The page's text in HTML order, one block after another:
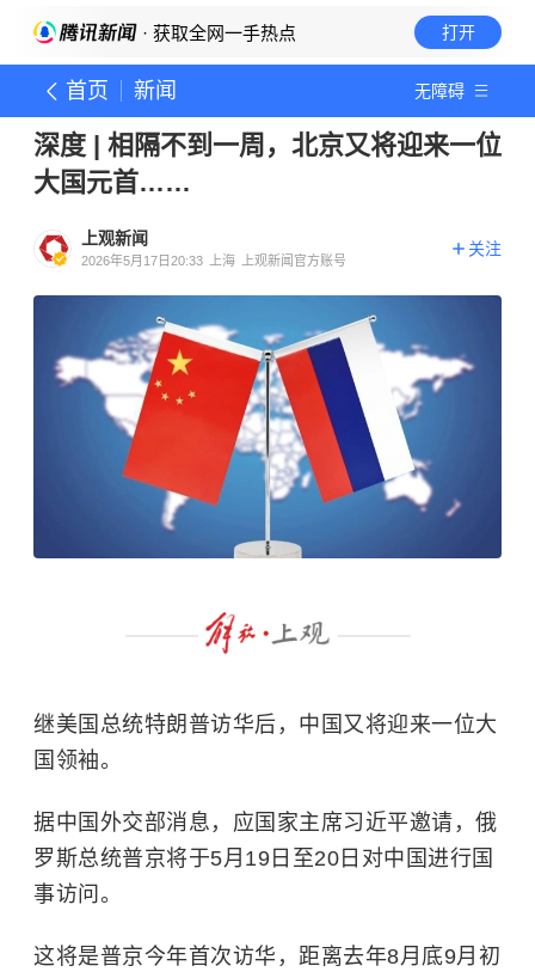
· 获取全网一手热点 打开
首页 新闻 无障碍
深度 | 相隔不到一周，北京又将迎来一位
大国元首……
上观新闻
2026年5月17日20:33 上海 上观新闻官方账号
关注
继美国总统特朗普访华后，中国又将迎来一位大
国领袖。
据中国外交部消息，应国家主席习近平邀请，俄
罗斯总统普京将于5月19日至20日对中国进行国
事访问。
这将是普京今年首次访华，距离去年8月底9月初